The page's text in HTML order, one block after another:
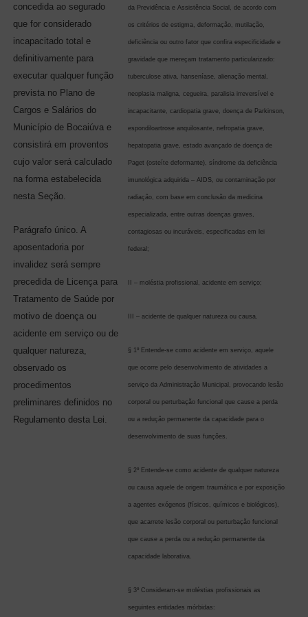
concedida ao segurado
que for considerado
incapacitado total e
definitivamente para
executar qualquer função
prevista no Plano de
Cargos e Salários do
Município de Bocaiúva e
consistirá em proventos
cujo valor será calculado
na forma estabelecida
nesta Seção.
Parágrafo único. A
aposentadoria por
invalidez será sempre
precedida de Licença para
Tratamento de Saúde por
motivo de doença ou
acidente em serviço ou de
qualquer natureza,
observado os
procedimentos
preliminares definidos no
Regulamento desta Lei.
da Previdência e Assistência Social, de acordo com
os critérios de estigma, deformação, mutilação,
deficiência ou outro fator que confira especificidade e
gravidade que mereçam tratamento particularizado:
tuberculose ativa, hanseníase, alienação mental,
neoplasia maligna, cegueira, paralisia irreversível e
incapacitante, cardiopatia grave, doença de Parkinson,
espondiloartrose anquilosante, nefropatia grave,
hepatopatia grave, estado avançado de doença de
Paget (osteíte deformante), síndrome da deficiência
imunológica adquirida – AIDS, ou contaminação por
radiação, com base em conclusão da medicina
especializada, entre outras doenças graves,
contagiosas ou incuráveis, especificadas em lei
federal;
II – moléstia profissional, acidente em serviço;
III – acidente de qualquer natureza ou causa.
§ 1º Entende-se como acidente em serviço, aquele
que ocorre pelo desenvolvimento de atividades a
serviço da Administração Municipal, provocando lesão
corporal ou perturbação funcional que cause a perda
ou a redução permanente da capacidade para o
desenvolvimento de suas funções.
§ 2º Entende-se como acidente de qualquer natureza
ou causa aquele de origem traumática e por exposição
a agentes exógenos (físicos, químicos e biológicos),
que acarrete lesão corporal ou perturbação funcional
que cause a perda ou a redução permanente da
capacidade laborativa.
§ 3º Consideram-se moléstias profissionais as
seguintes entidades mórbidas: